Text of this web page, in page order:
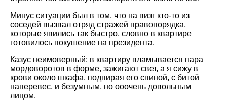
Минус ситуации был в том, что на визг кто-то из
соседей вызвал отряд стражей правопорядка,
которые явились так быстро, словно в квартире
готовилось покушение на президента.
Казус неимоверный: в квартиру вламывается пара
мордоворотов в форме, зажигают свет, а я сижу в
крови около шкафа, подпирая его спиной, с битой
наперевес, и безумным, но ооочень довольным
лицом.